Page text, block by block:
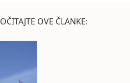
OVE ČLANKE: